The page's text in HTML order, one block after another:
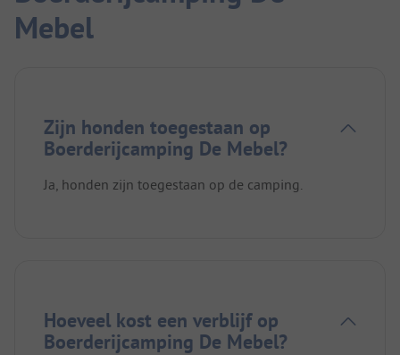
Mebel
Zijn honden toegestaan op
Boerderijcamping De Mebel?
Ja, honden zijn toegestaan op de camping.
Hoeveel kost een verblijf op
Boerderijcamping De Mebel?